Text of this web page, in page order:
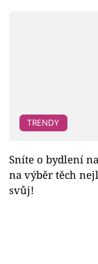
TRENDY
Sníte o bydlení
na výběr těch
svůj!